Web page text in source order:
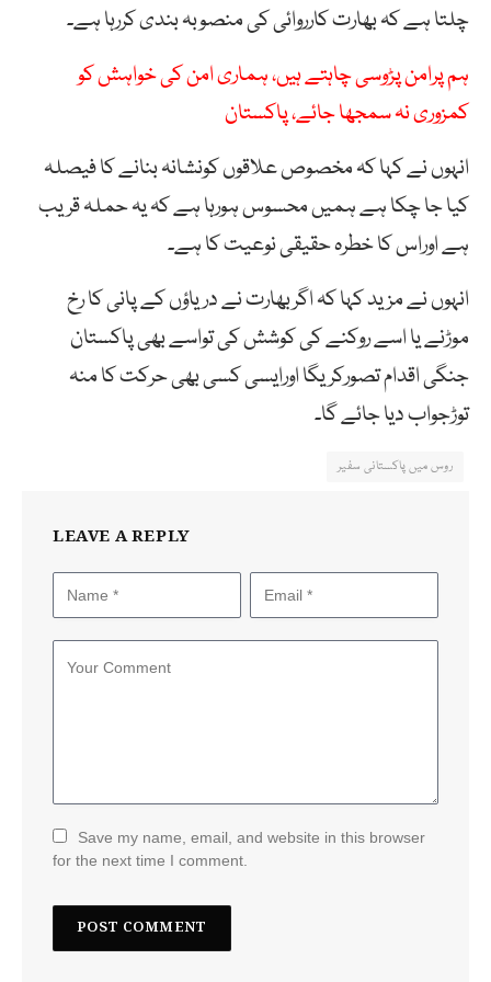
چلتا ہے کہ بھارت کارروائی کی منصوبہ بندی کررہا ہے۔
ہم پرامن پڑوسی چاہتے ہیں، ہماری امن کی خواہش کو
کمزوری نہ سمجھا جائے، پاکستان
انہوں نے کہا کہ مخصوص علاقوں کونشانہ بنانے کا فیصلہ
کیا جا چکا ہے ہمیں محسوس ہورہا ہے کہ یہ حملہ قریب
ہے اوراس کا خطرہ حقیقی نوعیت کا ہے۔
انہوں نے مزید کہا کہ اگربھارت نے دریاؤں کے پانی کا رخ
موڑنے یا اسے روکنے کی کوشش کی تواسے بھی پاکستان
جنگی اقدام تصورکریگا اورایسی کسی بھی حرکت کا منہ
توڑجواب دیا جائے گا۔
روس میں پاکستانی سفیر
LEAVE A REPLY
Save my name, email, and website in this browser
for the next time I comment.